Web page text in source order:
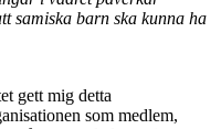
samiska barn ska kunna ha
gett mig detta
som medlem,